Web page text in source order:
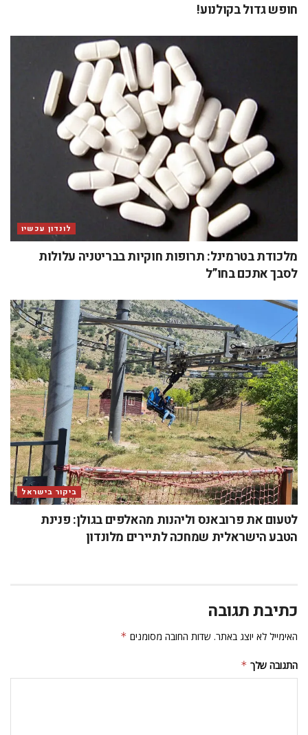
חופש גדול בקולנוע!
לונדון עכשיו
מלכודת בטרמינל: תרופות חוקיות בבריטניה עלולות
לסבך אתכם בחו”ל
ביקור בישראל
לטעום את פרובאנס וליהנות מהאלפים בגולן: פנינת
הטבע הישראלית שמחכה לתיירים מלונדון
כתיבת תגובה
האימייל לא יוצג באתר. שדות החובה מסומנים *
התגובה שלך *